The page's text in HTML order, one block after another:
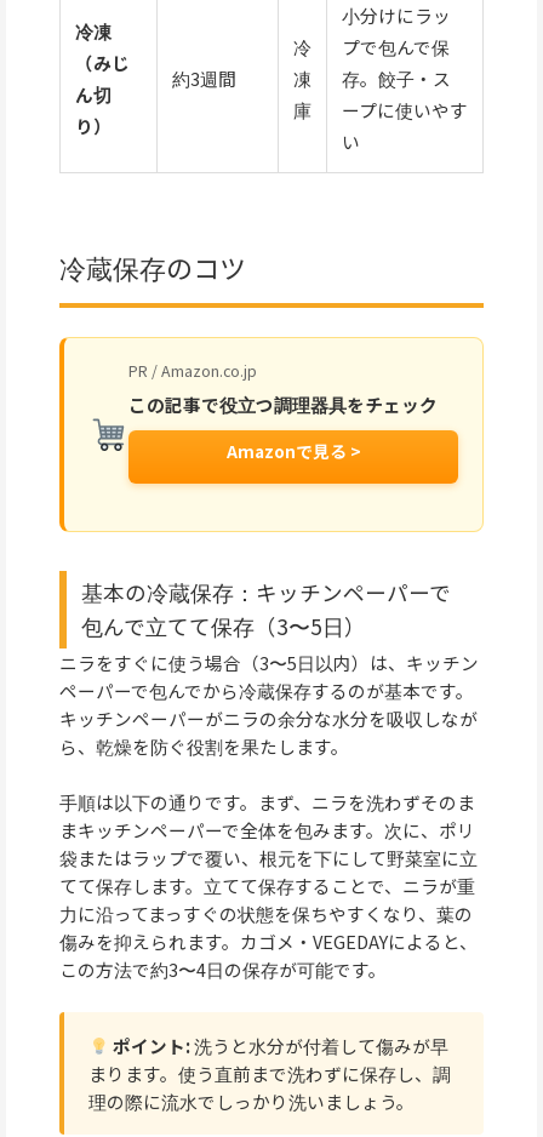
冷凍
（みじ
ん切
り）
約3週間
冷
凍
庫
小分けにラッ
プで包んで保
存。餃子・ス
ープに使いやす
い
冷蔵保存のコツ
PR / Amazon.co.jp
この記事で役立つ調理器具をチェック
Amazonで見る >
基本の冷蔵保存：キッチンペーパーで
包んで立てて保存（3〜5日）
ニラをすぐに使う場合（3〜5日以内）は、キッチン
ペーパーで包んでから冷蔵保存するのが基本です。
キッチンペーパーがニラの余分な水分を吸収しなが
ら、乾燥を防ぐ役割を果たします。
手順は以下の通りです。まず、ニラを洗わずそのま
まキッチンペーパーで全体を包みます。次に、ポリ
袋またはラップで覆い、根元を下にして野菜室に立
てて保存します。立てて保存することで、ニラが重
力に沿ってまっすぐの状態を保ちやすくなり、葉の
傷みを抑えられます。カゴメ・VEGEDAYによると、
この方法で約3〜4日の保存が可能です。
ポイント:洗うと水分が付着して傷みが早
まります。使う直前まで洗わずに保存し、調
理の際に流水でしっかり洗いましょう。